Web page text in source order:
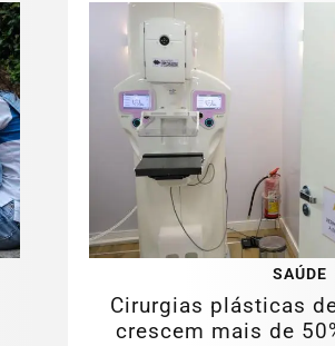
SAÚDE
Cirurgias plásticas
crescem mais de